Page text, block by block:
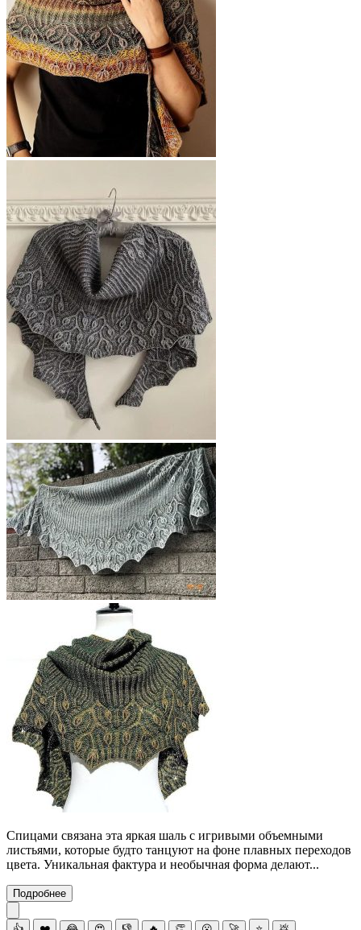
Спицами связана эта яркая шаль с игривыми объемными
листьями, которые будто танцуют на фоне плавных переходов
цвета. Уникальная фактура и необычная форма делают...
Подробнее